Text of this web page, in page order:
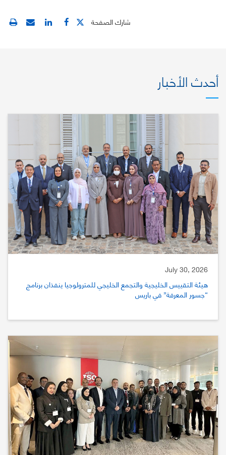
شارك الصفحة
أحدث الأخبار
July 30, 2026
هيئة التقييس الخليجية والتجمع الخليجي للمترولوجيا ينفذان برنامج
“جسور المعرفة” في باريس